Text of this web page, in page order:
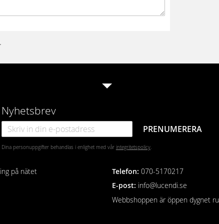
Nyhetsbrev
PRENUMERERA
Dina personuppgifter behandlas i enlighet med vår integritetspolicy.
på nätet
Telefon: 070-5170217
E-post: info@lucendi.se
Webbshoppen är öppen dygnet